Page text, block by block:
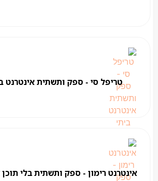
טריפל סי - ספק ותשתית אינטרנט
אינטרנט רימון - ספק ותשתית בלי תוכן